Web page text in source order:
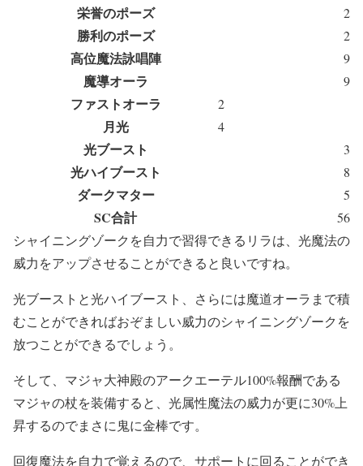
栄誉のポーズ 2
勝利のポーズ 2
高位魔法詠唱陣 9
魔導オーラ 9
ファストオーラ 2
月光 4
光ブースト 3
光ハイブースト 8
ダークマター 5
SC合計
56
シャイニングゾークを自力で習得できるリラは、光魔法の
威力をアップさせることができると良いですね。
光ブーストと光ハイブースト、さらには魔道オーラまで積
むことができればおぞましい威力のシャイニングゾークを
放つことができるでしょう。
そして、マジャ大神殿のアークエーテル100%報酬である
マジャの杖を装備すると、光属性魔法の威力が更に30%上
昇するのでまさに鬼に金棒です。
回復魔法を自力で覚えるので、サポートに回ることができ